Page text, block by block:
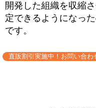
開発した組織を収縮
定できるようになっ
です。
直販割引実施中！お問い合わ